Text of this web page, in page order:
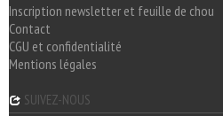
Inscription newsletter et feuille de chou
Contact
CGU et confidentialité
Mentions légales
SUIVEZ-NOUS